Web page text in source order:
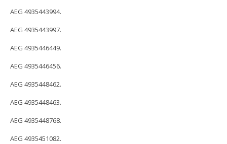
AEG 4935443994.
AEG 4935443997.
AEG 4935446449.
AEG 4935446456.
AEG 4935448462.
AEG 4935448463.
AEG 4935448768.
AEG 4935451082.